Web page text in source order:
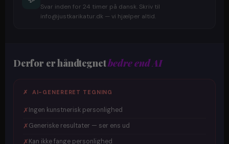
Svar inden for 24 timer på dansk. Skriv til
info@justkarikatur.dk — vi hjælper altid.
Derfor er håndtegnetbedre end AI
✗ AI-GENERERET TEGNING
✗Ingen kunstnerisk personlighed
✗Generiske resultater — ser ens ud
✗Kan ikke fange personlighed